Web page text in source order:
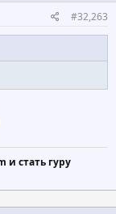
#32,263
и стать гуру